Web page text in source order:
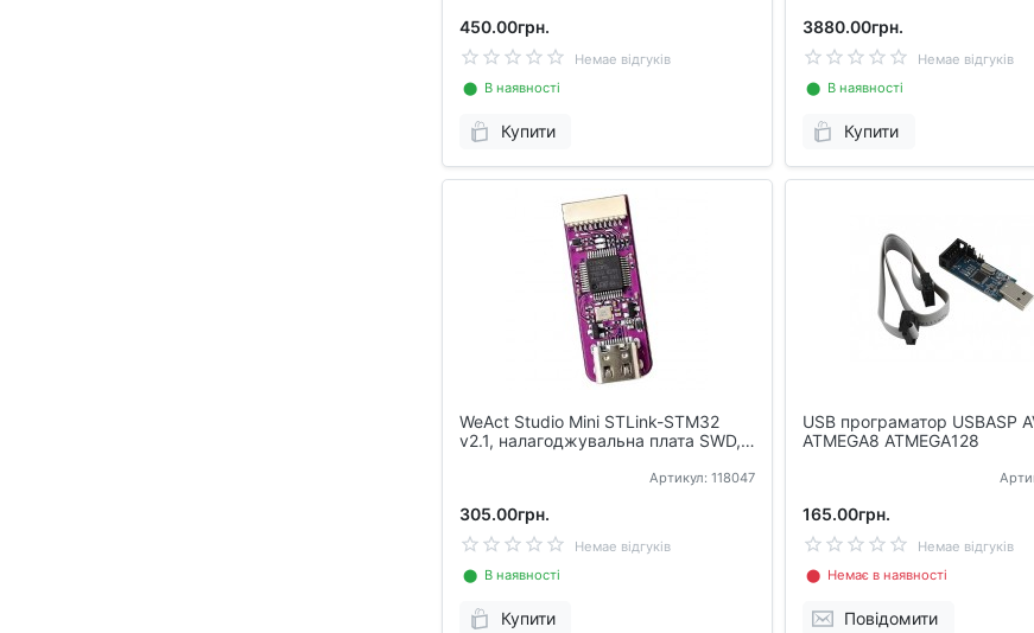
450.00грн.
Немае відгуків
⬤ В наявності
Купити
3880.00грн.
Немае відгуків
⬤ В наявності
Купити
WeAct Studio Mini STLink-STM32
v2.1, налагоджувальна плата SWD,
Артикул: 118047
305.00грн.
Немае відгуків
⬤ В наявності
Купити
USB програматор USBASP
ATMEGA8 ATMEGA128
165.00грн.
Немае відгуків
⬤ Немає в наявності
Повідомити